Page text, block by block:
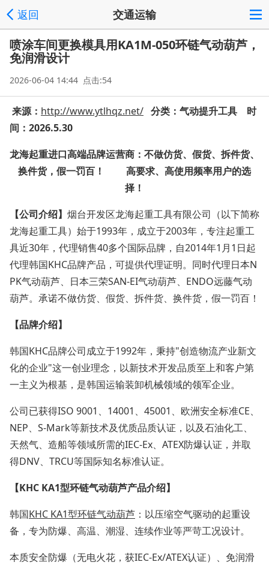
返回 交通运输
喷涂车间更换模具用KA1M-050环链气动葫芦，
免润滑设计
2026-06-04 14:44 点击:54
来源： http://www.ytlhqz.net/ 分类： 气动提升工具 时
间：2026.5.30
龙海起重进口高端品牌运营商：不做仿货、假货、拆件货、
换件货，假一罚百！ 高要求、高使用频率用户的选
择！
【公司介绍】 烟台开发区龙海起重工具有限公司（以下简称
龙海起重工具）始于1993年，成立于2003年，专注起重工
具近30年，代理销售40多个国际品牌，自2014年1月1日起
代理韩国KHC品牌产品，可提供代理证明。同时代理日本N
PK气动葫芦、日本三荣SAN-EI气动葫芦、ENDO远藤气动
葫芦。承诺不做仿货、假货、拆件货、换件货，假一罚百！
【品牌介绍】
韩国KHC品牌公司成立于1992年，秉持"创造物流产业新文
化的企业"这一创业理念，以新技术开发品质至上和客户第
一主义为根基，是韩国运输装卸机械领域的领军企业。
公司已获得ISO 9001、14001、45001、欧洲安全标准CE、
NEP、S-Mark等新技术及优质品质认证，以及石油化工、
天然气、造船等领域所需的IEC-Ex、ATEX防爆认证，并取
得DNV、TRCU等国际知名标准认证。
【KHC KA1型环链气动葫芦产品介绍】
韩国KHC KA1型环链气动葫芦 ：以压缩空气驱动的起重设
备，专为防爆、高温、潮湿、连续作业等严苛工况设计。
本质安全防爆（无电火花，获IEC-Ex/ATEX认证）、免润滑